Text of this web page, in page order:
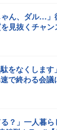
ゃん、ダル…
見抜くチャ
をなくしま
で終わる会議
る？」一人暮